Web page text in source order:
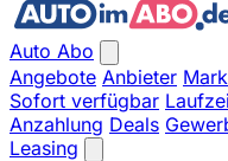
Auto Abo
Angebote Anbieter
Sofort verfügbar
Anzahlung Deals
Leasing